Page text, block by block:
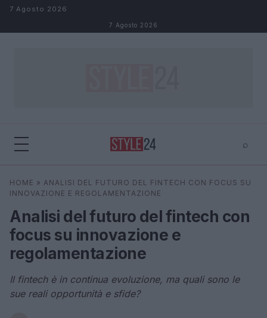
Salta al contenuto
7 Agosto 2026
7 Agosto 2026
⌕
Cerca ⌕ ×
HOME » ANALISI DEL FUTURO DEL FINTECH CON FOCUS SU
INNOVAZIONE E REGOLAMENTAZIONE
Analisi del futuro del fintech con
focus su innovazione e
regolamentazione
Il fintech è in continua evoluzione, ma quali sono le
sue reali opportunità e sfide?